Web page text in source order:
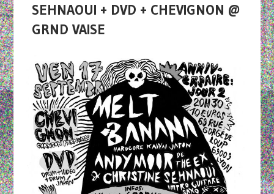
SEHNAOUI + DVD + CHEVIGNON @
GRND VAISE